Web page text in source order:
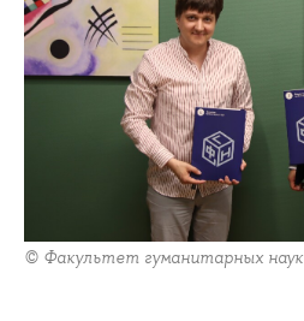
© Факультет гуманитарных наук